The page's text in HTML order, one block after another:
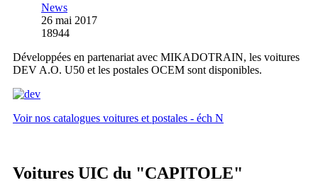
News
26 mai 2017
18944
Développées en partenariat avec MIKADOTRAIN, les voitures
DEV A.O. U50 et les postales OCEM sont disponibles.
Voir nos catalogues voitures et postales - éch N
Voitures UIC du "CAPITOLE"